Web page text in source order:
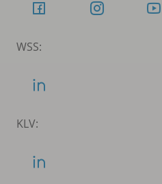
WSS:
KLV: